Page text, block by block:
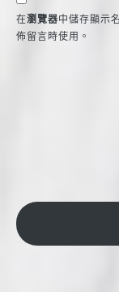
在瀏覽器中儲存顯示
佈留言時使用。